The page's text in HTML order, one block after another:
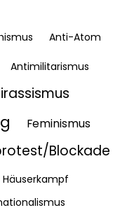
Anti-Atom
Antimilitarismus
Feminismus
Blockade
Häuserkampf